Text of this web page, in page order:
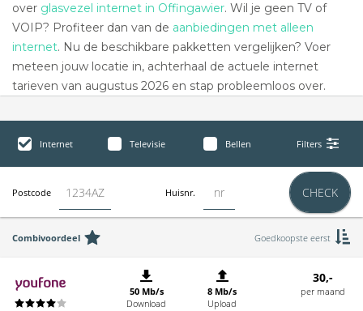
over glasvezel internet in Offingawier. Wil je geen TV of
VOIP? Profiteer dan van de aanbiedingen met alleen
internet. Nu de beschikbare pakketten vergelijken? Voer
meteen jouw locatie in, achterhaal de actuele internet
tarieven van augustus 2026 en stap probleemloos over.
Internet Televisie Bellen Filters
Postcode Huisnr. CHECK
Combivoordeel Goedkoopste eerst
50 Mb/s
Download
8 Mb/s
Upload
30,-
per maand